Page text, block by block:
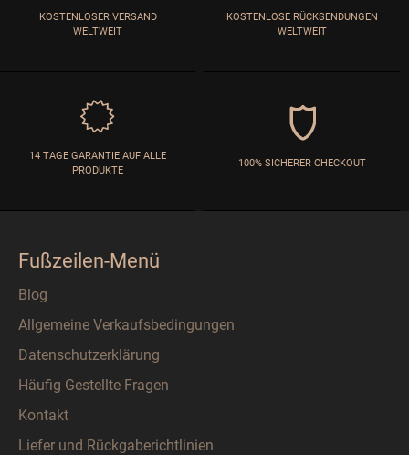
KOSTENLOSER VERSAND
WELTWEIT
KOSTENLOSE RÜCKSENDUNGEN
WELTWEIT
14 TAGE GARANTIE AUF ALLE
PRODUKTE
100% SICHERER CHECKOUT
Fußzeilen-Menü
Blog
Allgemeine Verkaufsbedingungen
Datenschutzerklärung
Häufig Gestellte Fragen
Kontakt
Liefer und Rückgaberichtlinien